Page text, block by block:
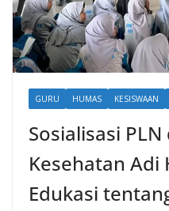
GURU HUMAS KESISWAAN
Sosialisasi PLN
Kesehatan Adi
Edukasi